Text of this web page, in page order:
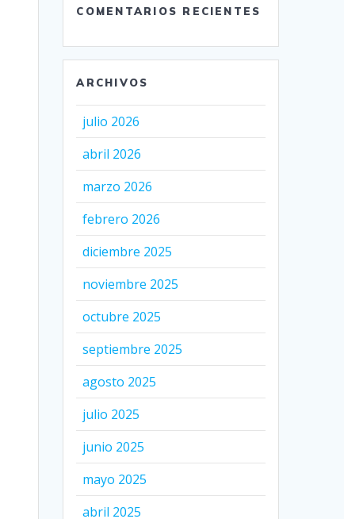
COMENTARIOS RECIENTES
ARCHIVOS
julio 2026
abril 2026
marzo 2026
febrero 2026
diciembre 2025
noviembre 2025
octubre 2025
septiembre 2025
agosto 2025
julio 2025
junio 2025
mayo 2025
abril 2025